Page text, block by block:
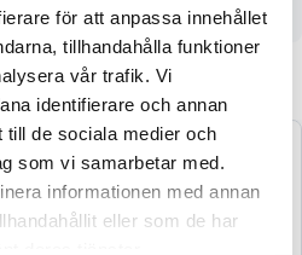
för att anpassa innehållet
tillhandahålla funktioner
vår trafik. Vi
identifierare och annan
till de sociala medier och
som vi samarbetar med.
informationen med annan
eller som de har
köpte även